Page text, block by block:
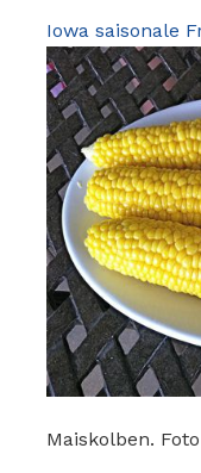
Iowa saisonale
Maiskolben.